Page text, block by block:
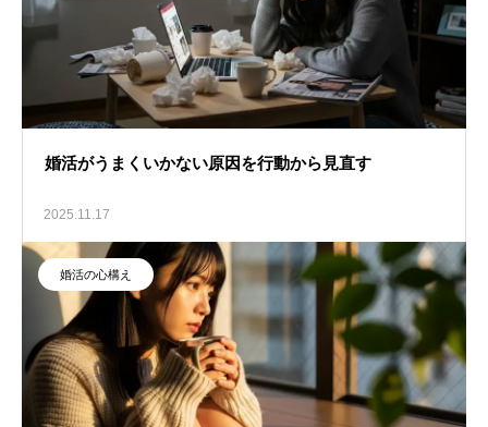
婚活がうまくいかない原因を行動から見直す
2025.11.17
婚活の心構え